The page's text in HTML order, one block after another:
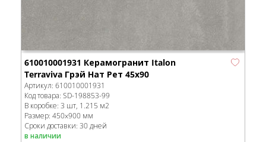
610010001931 Керамогранит Italon
Terraviva Грэй Нат Рет 45x90
Артикул: 610010001931
Код товара: SD-198853-99
В коробке: 3 шт, 1.215 м2
Размер: 450x900 мм
Сроки доставки: 30 дней
в наличии